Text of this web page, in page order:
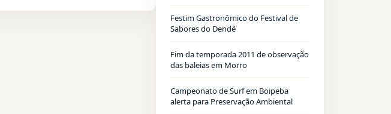
Festim Gastronômico do Festival de
Sabores do Dendê
Fim da temporada 2011 de observação
das baleias em Morro
Campeonato de Surf em Boipeba
alerta para Preservação Ambiental